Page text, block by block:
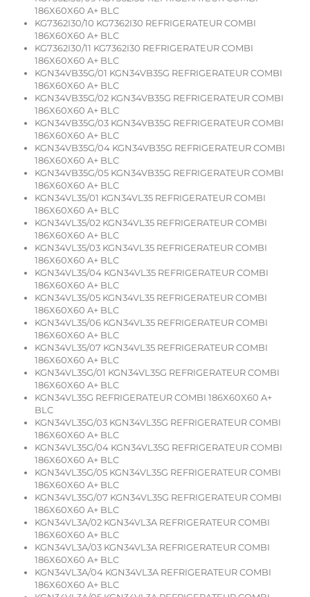
186X60X60 A+ BLC
KG7362I30/10 KG7362I30 REFRIGERATEUR COMBI
186X60X60 A+ BLC
KG7362I30/11 KG7362I30 REFRIGERATEUR COMBI
186X60X60 A+ BLC
KGN34VB35G/01 KGN34VB35G REFRIGERATEUR COMBI
186X60X60 A+ BLC
KGN34VB35G/02 KGN34VB35G REFRIGERATEUR COMBI
186X60X60 A+ BLC
KGN34VB35G/03 KGN34VB35G REFRIGERATEUR COMBI
186X60X60 A+ BLC
KGN34VB35G/04 KGN34VB35G REFRIGERATEUR COMBI
186X60X60 A+ BLC
KGN34VB35G/05 KGN34VB35G REFRIGERATEUR COMBI
186X60X60 A+ BLC
KGN34VL35/01 KGN34VL35 REFRIGERATEUR COMBI
186X60X60 A+ BLC
KGN34VL35/02 KGN34VL35 REFRIGERATEUR COMBI
186X60X60 A+ BLC
KGN34VL35/03 KGN34VL35 REFRIGERATEUR COMBI
186X60X60 A+ BLC
KGN34VL35/04 KGN34VL35 REFRIGERATEUR COMBI
186X60X60 A+ BLC
KGN34VL35/05 KGN34VL35 REFRIGERATEUR COMBI
186X60X60 A+ BLC
KGN34VL35/06 KGN34VL35 REFRIGERATEUR COMBI
186X60X60 A+ BLC
KGN34VL35/07 KGN34VL35 REFRIGERATEUR COMBI
186X60X60 A+ BLC
KGN34VL35G/01 KGN34VL35G REFRIGERATEUR COMBI
186X60X60 A+ BLC
KGN34VL35G REFRIGERATEUR COMBI 186X60X60 A+
BLC
KGN34VL35G/03 KGN34VL35G REFRIGERATEUR COMBI
186X60X60 A+ BLC
KGN34VL35G/04 KGN34VL35G REFRIGERATEUR COMBI
186X60X60 A+ BLC
KGN34VL35G/05 KGN34VL35G REFRIGERATEUR COMBI
186X60X60 A+ BLC
KGN34VL35G/07 KGN34VL35G REFRIGERATEUR COMBI
186X60X60 A+ BLC
KGN34VL3A/02 KGN34VL3A REFRIGERATEUR COMBI
186X60X60 A+ BLC
KGN34VL3A/03 KGN34VL3A REFRIGERATEUR COMBI
186X60X60 A+ BLC
KGN34VL3A/04 KGN34VL3A REFRIGERATEUR COMBI
186X60X60 A+ BLC